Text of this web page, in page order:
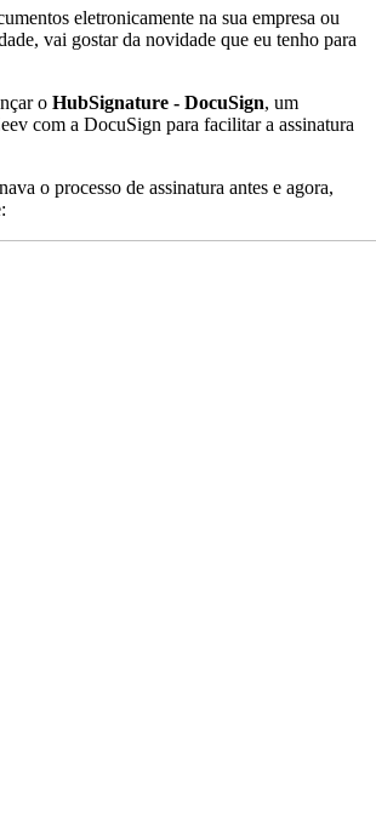
eletronicamente na sua empresa ou
vai gostar da novidade que eu tenho para
o HubSignature - DocuSign, um
com a DocuSign para facilitar a assinatura
o processo de assinatura antes e agora,